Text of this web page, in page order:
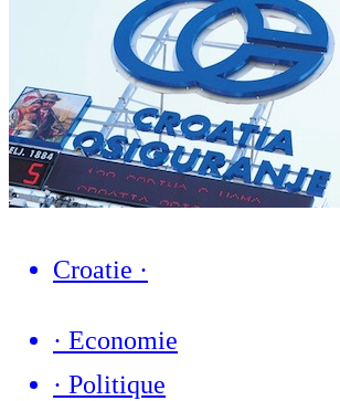
Croatie ·
· Economie
· Politique